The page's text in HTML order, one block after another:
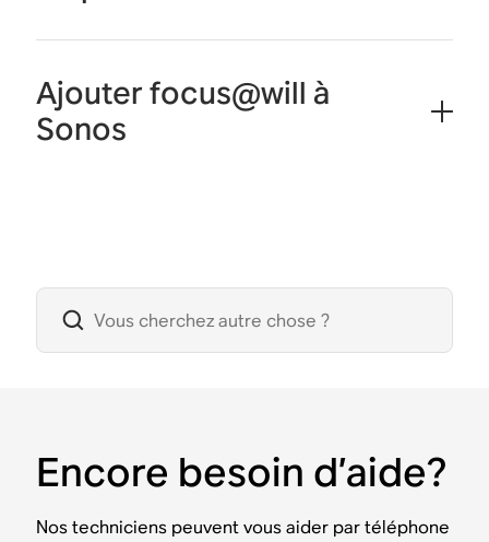
Ajouter focus@will à
Sonos
Encore besoin d’aide?
Nos techniciens peuvent vous aider par téléphone